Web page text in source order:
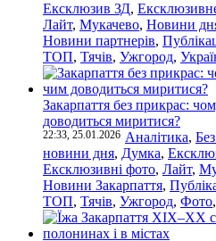
Ексклюзив ЗД,
Лайт, Мукачево, Новини
Новини партнерів,
ТОП, Тячів, Ужгород,
Закарпаття без прикрас:
доводиться миритися?
22:33, 25.01.2026 Аналітика,
новини дня, Думка,
Ексклюзивні фото, Лайт,
Новини Закарпаття,
ТОП, Тячів, Ужгород, Фото,